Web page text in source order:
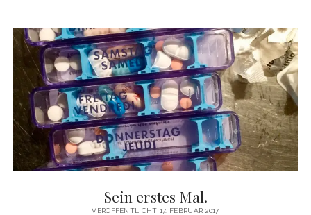
Sein erstes Mal.
VERÖFFENTLICHT 17. FEBRUAR 2017